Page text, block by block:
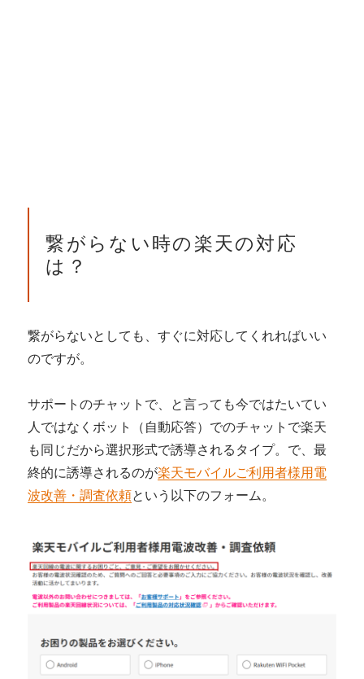
繋がらない時の楽天の対応
は？
繋がらないとしても、すぐに対応してくれればいい
のですが。
サポートのチャットで、と言っても今ではたいてい
人ではなくボット（自動応答）でのチャットで楽天
も同じだから選択形式で誘導されるタイプ。で、最
終的に誘導されるのが楽天モバイルご利用者様用電
波改善・調査依頼という以下のフォーム。